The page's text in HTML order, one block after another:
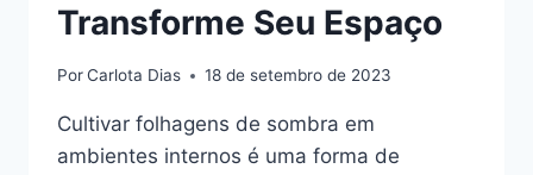
Transforme Seu Espaço
PorCarlota Dias 18 de setembro de 2023
Cultivar folhagens de sombra em
ambientes internos é uma forma de